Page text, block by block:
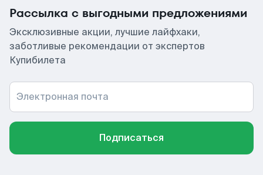
Рассылка с выгодными предложениями
Эксклюзивные акции, лучшие лайфхаки,
заботливые рекомендации от экспертов
Купибилета
Электронная почта
Подписаться